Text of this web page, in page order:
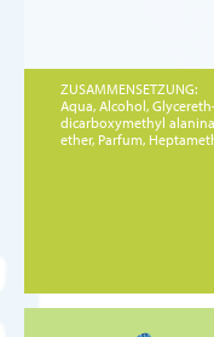
ZUSAMMENSETZUNG:
Aqua, Alcohol,
dicarboxymethyl
ether, Parfum,